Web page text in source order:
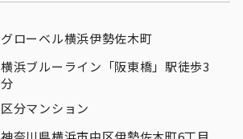
グローベル横浜伊勢佐木町
横浜ブルーライン「阪東橋」駅徒歩3
分
区分マンション